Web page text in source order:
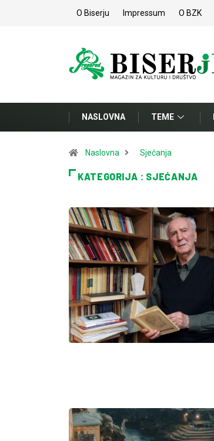
O Biserju Impressum O BZK
NASLOVNA TEME
Naslovna Sjećanja
KATEGORIJA : SJEĆANJA